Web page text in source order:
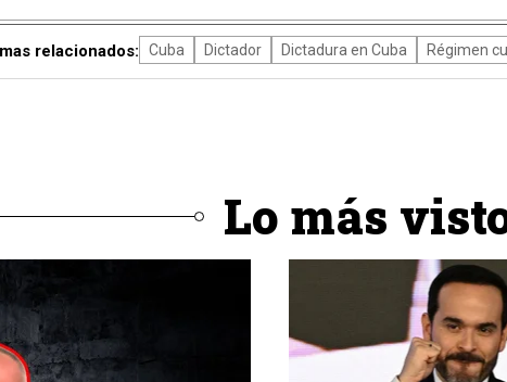
relacionados: Cuba Dictador Dictadura en Cuba Régimen
Lo más